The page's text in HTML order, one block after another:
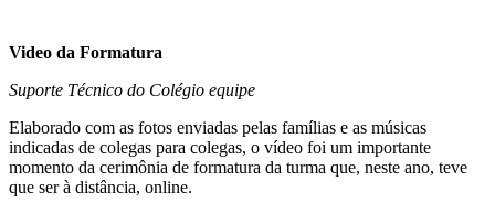
Video da Formatura
Suporte Técnico do Colégio equipe
Elaborado com as fotos enviadas pelas famílias e as músicas
indicadas de colegas para colegas, o vídeo foi um importante
momento da cerimônia de formatura da turma que, neste ano, teve
que ser à distância, online.